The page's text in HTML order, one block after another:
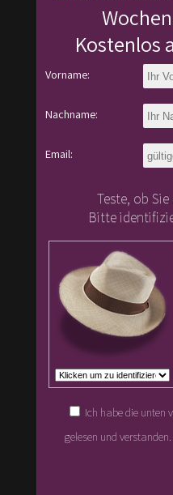
Kostenlos
Vorname:
Nachname:
Email:
Teste, ob
Bitte
Ich habe die unten
gelesen und verstanden.